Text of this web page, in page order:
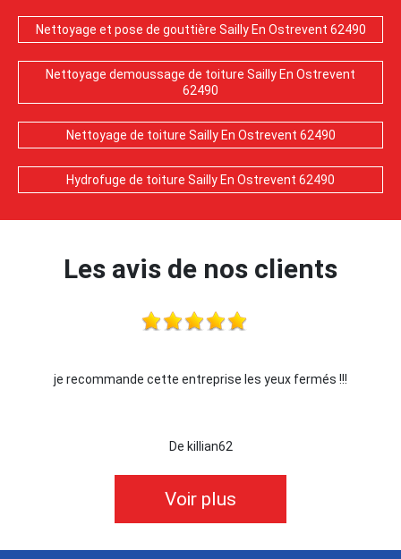
Nettoyage et pose de gouttière Sailly En Ostrevent 62490
Nettoyage demoussage de toiture Sailly En Ostrevent
62490
Nettoyage de toiture Sailly En Ostrevent 62490
Hydrofuge de toiture Sailly En Ostrevent 62490
Les avis de nos clients
Je recommande !!
De Ornella
Voir plus